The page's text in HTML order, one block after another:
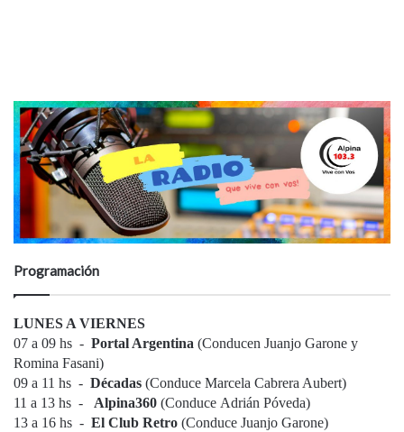
Programación
LUNES A VIERNES
07 a 09 hs - Portal Argentina (Conducen Juanjo Garone y
Romina Fasani)
09 a 11 hs - Décadas (Conduce Marcela Cabrera Aubert)
11 a 13 hs - Alpina360 (Conduce Adrián Póveda)
13 a 16 hs - El Club Retro (Conduce Juanjo Garone)